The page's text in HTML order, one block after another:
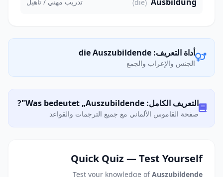
(die) تدريب مهني / تأهيل
أداة التعريف: die Auszubildende
الجنس والإعراب والجمع
التعريف الكامل: Was bedeutet „Auszubildende"?
صفحة القاموس الألماني مع جميع الترجمات والقواعد
Quick Quiz — Test Yourself
Test your knowledge ofAuszubildende